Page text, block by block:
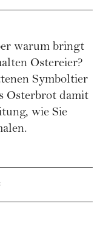
warum bringt
Ostereier?
Symboltier
Osterbrot damit
wie Sie